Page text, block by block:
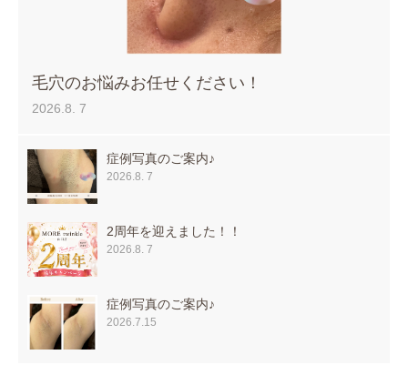
毛穴のお悩みお任せください！
2026.8. 7
症例写真のご案内♪
2026.8. 7
2周年を迎えました！！
2026.8. 7
症例写真のご案内♪
2026.7.15